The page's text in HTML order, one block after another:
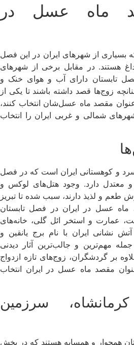
ماه عسل در
از شهرهای ایران در این فصل
هستند. در مقابل برخی از شهرهای
تابستان دارای آب و هوای خنک و
زوج‌ها قصد داشته باشند تا یکی از
مقصد ماه عسل‌شان انتخاب کنند،
شمالی و غربی ایران را انتخاب
و کوهستانی ایران است که در فصل
و معتدل دارد. وجود هتل‌های لوکس و
طعم و لذیذ دارند، سبب شده تا تبریز
ماه عسل در ایران در فصل تابستان
و استخر ائل گلی، خانه‌های
نشانی ایران با نام برج یانقین و
مهم‌ترین و جالب‌ترین آثار دیدنی
بر گردشگران، زوج‌های تازه ازدواج
مقصد ماه عسل در ایران انتخاب
سرزمین
همجوار و همسایه هستند که در بخش